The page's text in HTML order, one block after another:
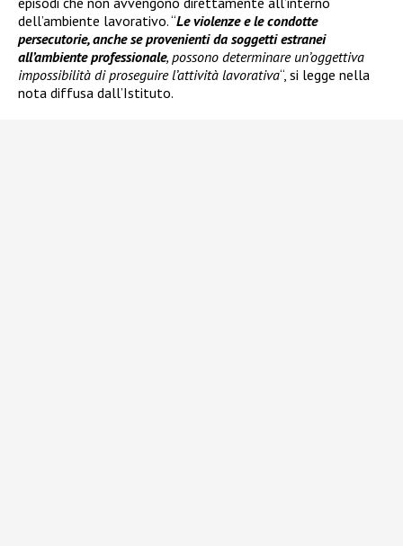
dell’ambiente lavorativo. “Le violenze e le condotte
persecutorie, anche se provenienti da soggetti estranei
all’ambiente professionale, possono determinare un’oggettiva
impossibilità di proseguire l’attività lavorativa“, si legge nella
nota diffusa dall’Istituto.